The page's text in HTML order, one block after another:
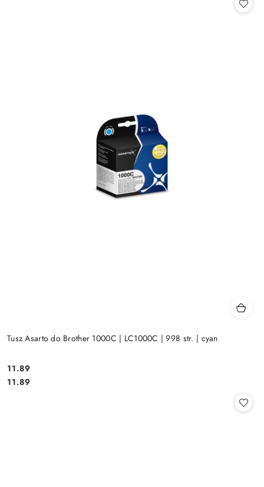
Tusz Asarto do Brother 1000C | LC1000C | 998 str. | cyan
Cena:
11.89
Cena:
11.89